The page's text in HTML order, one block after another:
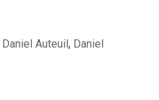
Daniel Auteuil , Daniel